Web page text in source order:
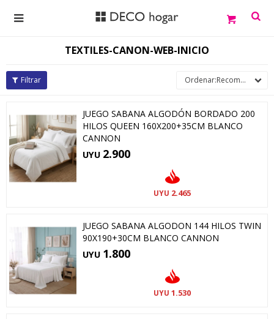

TEXTILES-CANON-WEB-INICIO
Recomendados
JUEGO SABANA ALGODÓN BORDADO 200
HILOS QUEEN 160X200+35CM BLANCO
CANNON
UYU 2.900
UYU 2.465
JUEGO SABANA ALGODON 144 HILOS TWIN
90X190+30CM BLANCO CANNON
UYU 1.800
UYU 1.530